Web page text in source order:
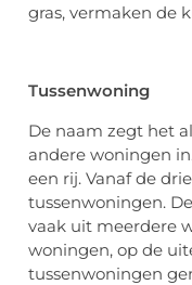
gras, vermaken de
Tussenwoning
De naam zegt het
andere woningen
een rij. Vanaf de
tussenwoningen.
vaak uit meerdere
woningen, op de
tussenwoningen